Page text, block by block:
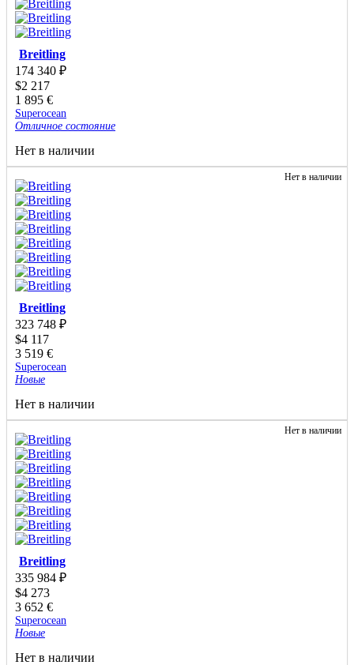
Breitling
174 340 ₽
$2 217
1 895 €
Superocean
Отличное состояние
Нет в наличии
Нет в наличии
Breitling
323 748 ₽
$4 117
3 519 €
Superocean
Новые
Нет в наличии
Нет в наличии
Breitling
335 984 ₽
$4 273
3 652 €
Superocean
Новые
Нет в наличии